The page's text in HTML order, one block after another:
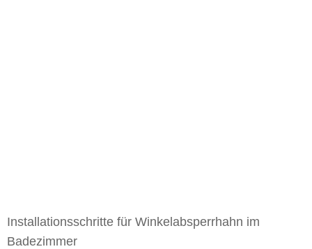
Installationsschritte für Winkelabsperrhahn im
Badezimmer